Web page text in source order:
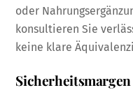
oder
konsultieren Sie
keine klare